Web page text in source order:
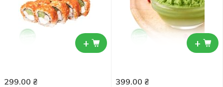
+
299.00 ₴
+
399.00 ₴